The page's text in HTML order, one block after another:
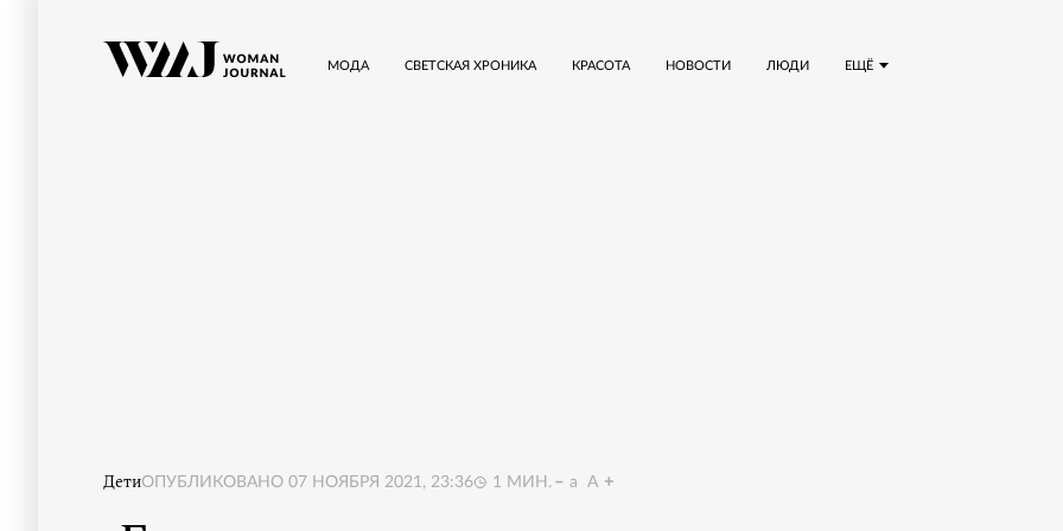
ЕЩЁ
МОДА СВЕТСКАЯ ХРОНИКА КРАСОТА НОВОСТИ ЛЮДИ
ДетиОПУБЛИКОВАНО 07 НОЯБРЯ 2021, 23:36 1 МИН. a A